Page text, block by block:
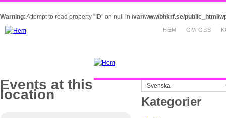
Warning: Attempt to read property "ID" on null in /var/www/bhkrf.se/public_html/
OM OSS
HEM
Events at this
location
Svenska
Kategorier